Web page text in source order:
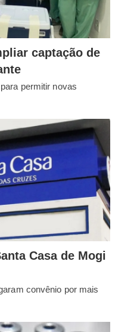
captação de
permitir novas
Casa de Mogi
convênio por mais